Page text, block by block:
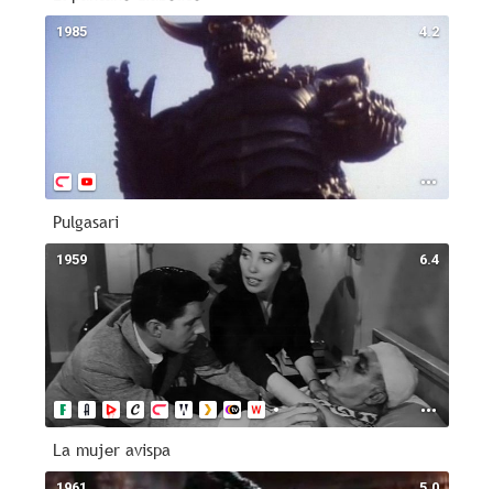
4.2
1985
Pulgasari
6.4
1959
La mujer avispa